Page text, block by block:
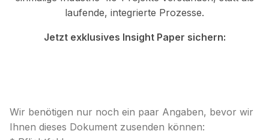
laufende, integrierte Prozesse.
Jetzt exklusives Insight Paper sichern:
Wir benötigen nur noch ein paar Angaben, bevor wir
Ihnen dieses Dokument zusenden können: